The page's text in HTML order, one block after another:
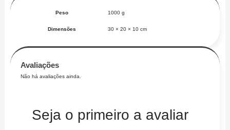
Peso 1000 g
Dimensões 30 × 20 × 10 cm
Avaliações
Não há avaliações ainda.
Seja o primeiro a avaliar